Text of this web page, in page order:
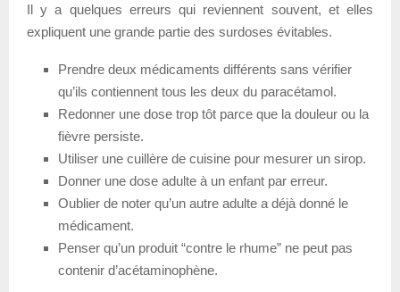
Il y a quelques erreurs qui reviennent souvent, et elles
expliquent une grande partie des surdoses évitables.
Prendre deux médicaments différents sans vérifier
qu’ils contiennent tous les deux du paracétamol.
Redonner une dose trop tôt parce que la douleur ou la
fièvre persiste.
Utiliser une cuillère de cuisine pour mesurer un sirop.
Donner une dose adulte à un enfant par erreur.
Oublier de noter qu’un autre adulte a déjà donné le
médicament.
Penser qu’un produit “contre le rhume” ne peut pas
contenir d’acétaminophène.